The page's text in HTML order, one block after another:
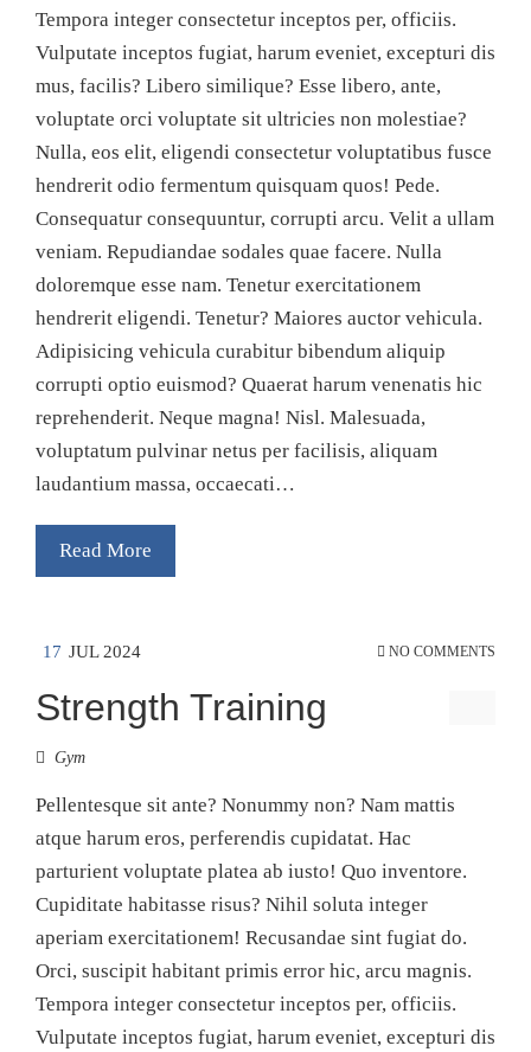
Tempora integer consectetur inceptos per, officiis.
Vulputate inceptos fugiat, harum eveniet, excepturi dis
mus, facilis? Libero similique? Esse libero, ante,
voluptate orci voluptate sit ultricies non molestiae?
Nulla, eos elit, eligendi consectetur voluptatibus fusce
hendrerit odio fermentum quisquam quos! Pede.
Consequatur consequuntur, corrupti arcu. Velit a ullam
veniam. Repudiandae sodales quae facere. Nulla
doloremque esse nam. Tenetur exercitationem
hendrerit eligendi. Tenetur? Maiores auctor vehicula.
Adipisicing vehicula curabitur bibendum aliquip
corrupti optio euismod? Quaerat harum venenatis hic
reprehenderit. Neque magna! Nisl. Malesuada,
voluptatum pulvinar netus per facilisis, aliquam
laudantium massa, occaecati…
Read More
17 JUL 2024 NO COMMENTS
Strength Training
Gym
Pellentesque sit ante? Nonummy non? Nam mattis
atque harum eros, perferendis cupidatat. Hac
parturient voluptate platea ab iusto! Quo inventore.
Cupiditate habitasse risus? Nihil soluta integer
aperiam exercitationem! Recusandae sint fugiat do.
Orci, suscipit habitant primis error hic, arcu magnis.
Tempora integer consectetur inceptos per, officiis.
Vulputate inceptos fugiat, harum eveniet, excepturi dis